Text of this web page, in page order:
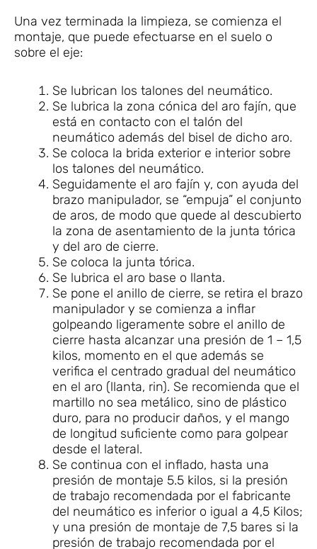
Una vez terminada la limpieza, se comienza el
montaje, que puede efectuarse en el suelo o
sobre el eje:
Se lubrican los talones del neumático.
Se lubrica la zona cónica del aro fajín, que
está en contacto con el talón del
neumático además del bisel de dicho aro.
Se coloca la brida exterior e interior sobre
los talones del neumático.
Seguidamente el aro fajín y, con ayuda del
brazo manipulador, se “empuja” el conjunto
de aros, de modo que quede al descubierto
la zona de asentamiento de la junta tórica
y del aro de cierre.
Se coloca la junta tórica.
Se lubrica el aro base o llanta.
Se pone el anillo de cierre, se retira el brazo
manipulador y se comienza a inflar
golpeando ligeramente sobre el anillo de
cierre hasta alcanzar una presión de 1 – 1,5
kilos, momento en el que además se
verifica el centrado gradual del neumático
en el aro (llanta, rin). Se recomienda que el
martillo no sea metálico, sino de plástico
duro, para no producir daños, y el mango
de longitud suficiente como para golpear
desde el lateral.
Se continua con el inflado, hasta una
presión de montaje 5.5 kilos, si la presión
de trabajo recomendada por el fabricante
del neumático es inferior o igual a 4,5 Kilos;
y una presión de montaje de 7,5 bares si la
presión de trabajo recomendada por el